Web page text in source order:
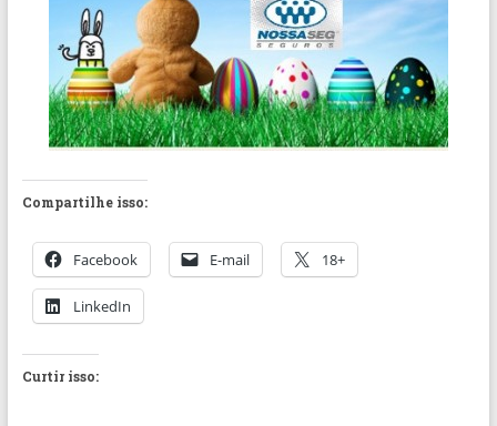
Compartilhe isso:
Facebook E-mail 18+
LinkedIn
Curtir isso: